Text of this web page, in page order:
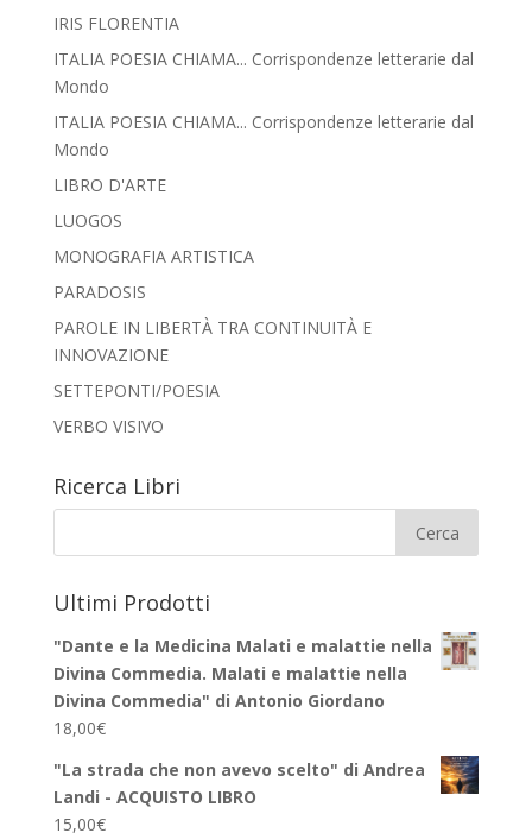
IRIS FLORENTIA
ITALIA POESIA CHIAMA... Corrispondenze letterarie dal
Mondo
ITALIA POESIA CHIAMA... Corrispondenze letterarie dal
Mondo
LIBRO D'ARTE
LUOGOS
MONOGRAFIA ARTISTICA
PARADOSIS
PAROLE IN LIBERTÀ TRA CONTINUITÀ E
INNOVAZIONE
SETTEPONTI/POESIA
VERBO VISIVO
Ricerca Libri
Ultimi Prodotti
"Dante e la Medicina Malati e malattie nella
Divina Commedia. Malati e malattie nella
Divina Commedia" di Antonio Giordano
18,00€
"La strada che non avevo scelto" di Andrea
Landi - ACQUISTO LIBRO
15,00€